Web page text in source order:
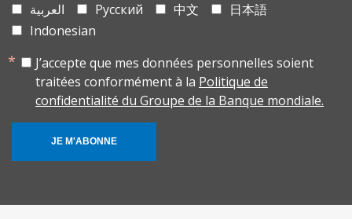
العربية
Русский 中文
日本語
Indonesian
J’accepte que mes données personnelles soient
traitées conformément à la Politique de
confidentialité du Groupe de la Banque mondiale.
JE M'ABONNE